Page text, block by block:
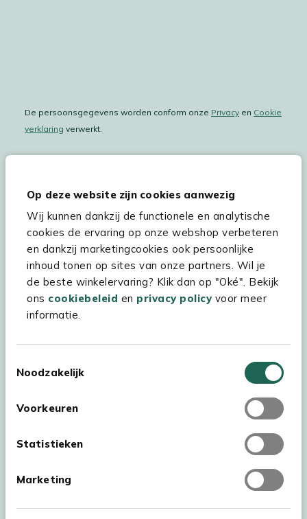
Op deze website zijn cookies aanwezig
Wij kunnen dankzij de functionele en analytische
cookies de ervaring op onze webshop verbeteren
en dankzij marketingcookies ook persoonlijke
inhoud tonen op sites van onze partners. Wil je
de beste winkelervaring? Klik dan op "Oké". Bekijk
ons cookiebeleid en privacy policyvoor meer
informatie.
Noodzakelijk
Voorkeuren
Statistieken
Marketing
De persoonsgegevens worden conform onze Privacy en Cookie
verklaring verwerkt.
Hulp & service
Assortiment
Kees Smit Tuinmeubelen
Experience Stores XXL